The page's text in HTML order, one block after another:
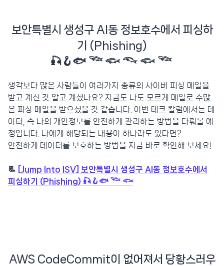
보안특별시 생성구 AI동 정보호수에서 피싱하
기 (Phishing)
🎣🪝🐟 𓆝 𓆟 𓆞 𓆟 𓆝
생각보다 많은 사람들이 여러가지 종류의 사이버 피싱 메일을
받고 계신 것 알고 계셨나요? 지금도 나도 모르게 메일로 수많
은 피싱 메일을 받으셨을 것 같습니다. 이번 테크 칼럼에서는 데
이터, 즉 나의 개인정보를 안전하게 관리하는 방법을 다뤄볼 예
정입니다. 나에게 해당되는 내용이 하나라도 있다면?
안전하게 데이터를 보호하는 방법을 지금 바로 확인해 보세요!
📃
[Jump Into ISV] 보안특별시 생성구 AI동 정보호수에서
피싱하기 (Phishing) 🎣🪝🐟 𓆝 𓆟
AWS CodeCommit이 없어져서 당황스러우